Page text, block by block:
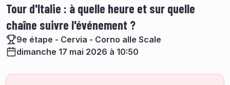
Tour d'Italie : à quelle heure et sur quelle
chaîne suivre l'événement ?
9e étape - Cervia - Corno alle Scale
dimanche 17 mai 2026 à 10:50